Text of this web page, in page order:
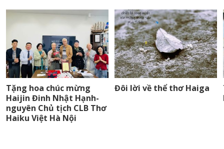
Tặng hoa chúc mừng
Haijin Đinh Nhật Hạnh-
nguyên Chủ tịch CLB Thơ
Haiku Việt Hà Nội
Đôi lời về thể thơ Haiga